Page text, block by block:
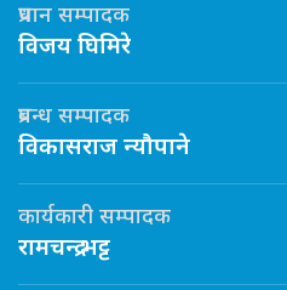
प्रधान सम्पादक
विजय घिमिरे
प्रबन्ध सम्पादक
विकासराज न्यौपाने
कार्यकारी सम्पादक
रामचन्द्र भट्ट